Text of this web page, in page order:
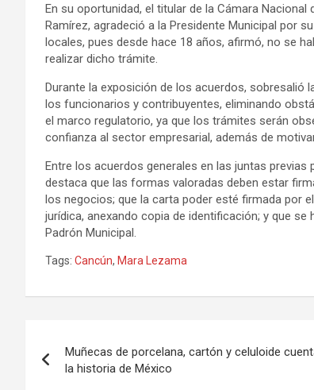
En su oportunidad, el titular de la Cámara
Ramírez, agradeció a la Presidente Municipal por
locales, pues desde hace 18 años, afirmó, no se
realizar dicho trámite.
Durante la exposición de los acuerdos, sobresalió
los funcionarios y contribuyentes, eliminando
el marco regulatorio, ya que los trámites serán
confianza al sector empresarial, además de
Entre los acuerdos generales en las juntas
destaca que las formas valoradas deben estar
los negocios; que la carta poder esté firmada por
jurídica, anexando copia de identificación; y que
Padrón Municipal.
Tags: Cancún, Mara Lezama
de
Muñecas de porcelana, cartón y celuloide
la historia de México